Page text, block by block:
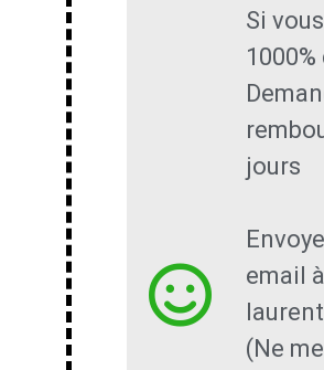
Si
jours
email à
(Ne